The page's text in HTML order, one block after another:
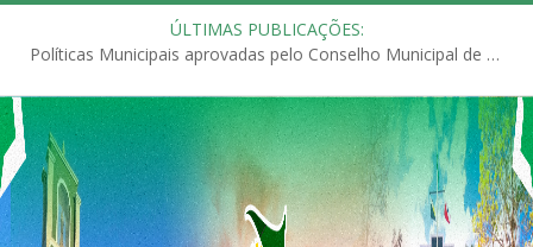
ÚLTIMAS PUBLICAÇÕES:
Políticas Municipais aprovadas pelo Conselho Municipal de Educação (CME)